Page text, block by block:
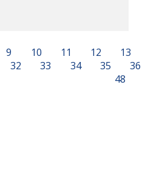
9 10 11 12 13
32 33 34 35 36
48